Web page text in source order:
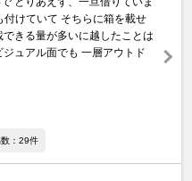
けていて そちらに箱を載せ
きる量が多いに越したことは
ュアル面でも 一層アウトド
：29件